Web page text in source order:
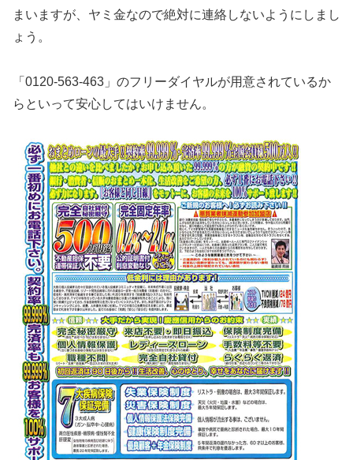
まいますが、ヤミ金なので絶対に連絡しないようにしまし
ょう。
「0120-563-463」のフリーダイヤルが用意されているか
らといって安心してはいけません。